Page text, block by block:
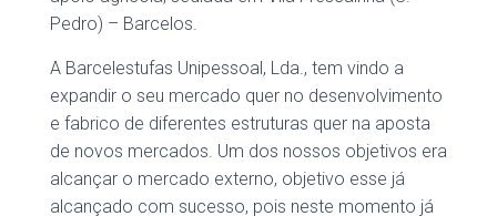
Pedro) – Barcelos.
A Barcelestufas Unipessoal, Lda., tem vindo a
expandir o seu mercado quer no desenvolvimento
e fabrico de diferentes estruturas quer na aposta
de novos mercados. Um dos nossos objetivos era
alcançar o mercado externo, objetivo esse já
alcançado com sucesso, pois neste momento já